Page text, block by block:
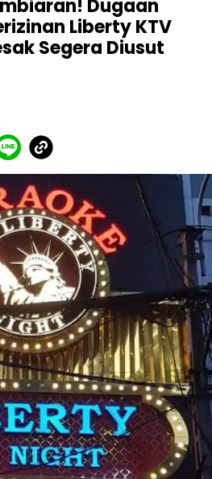
Dugaan
Liberty KTV
Segera Diusut